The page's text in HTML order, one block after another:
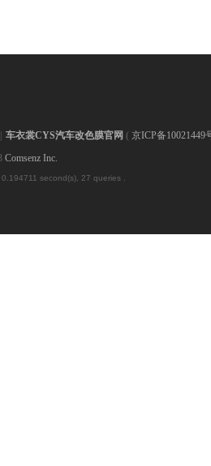
车衣裳CYS汽车改色膜官网 ( 京ICP备10021449
Comsenz Inc.
0.194711 second(s), 27 queries .